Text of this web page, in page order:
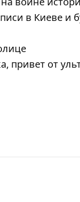
в Киеве и
привет от